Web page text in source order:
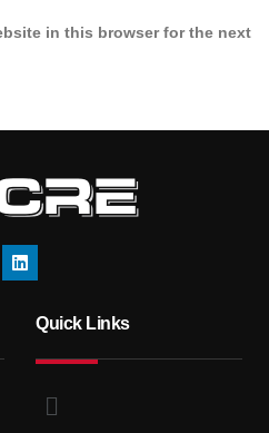
in this browser for the next
Quick Links